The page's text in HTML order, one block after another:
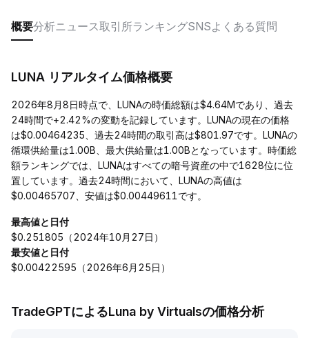
概要分析ニュース取引所ランキングSNSよくある質問
LUNA リアルタイム価格概要
2026年8月8日時点で、LUNAの時価総額は$4.64Mであり、過去
24時間で+2.42%の変動を記録しています。LUNAの現在の価格
は$0.00464235、過去24時間の取引高は$801.97です。LUNAの
循環供給量は1.00B、最大供給量は1.00Bとなっています。時価総
額ランキングでは、LUNAはすべての暗号資産の中で1628位に位
置しています。過去24時間において、LUNAの高値は
$0.00465707、安値は$0.00449611です。
最高値と日付
$0.251805（2024年10月27日）
最安値と日付
$0.00422595（2026年6月25日）
TradeGPTによるLuna by Virtualsの価格分析